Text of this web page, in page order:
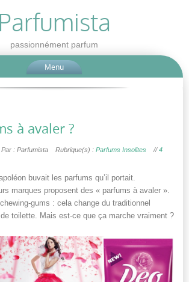
Parfumista
passionnément parfum
Menu
à avaler ?
Par : Parfumista Rubrique(s) : Parfums Insolites //4
buvait les parfums qu’il portait.
marques proposent des « parfums à avaler ».
gums : cela change du traditionnel
de toilette. Mais est-ce que ça marche vraiment ?